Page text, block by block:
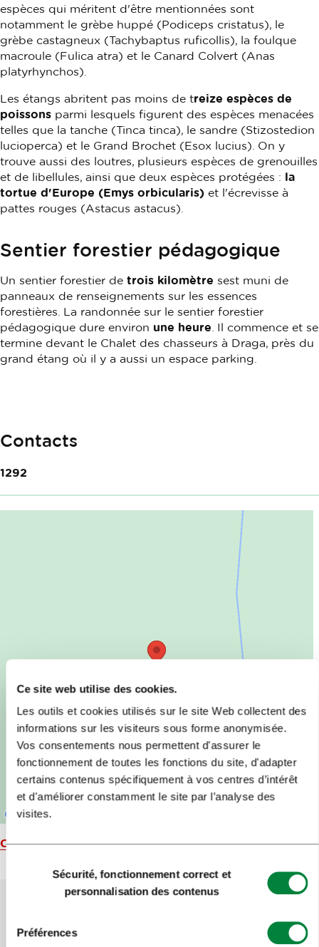
Ce site web utilise des cookies.
Les outils et cookies utilisés sur le site Web collectent des
informations sur les visiteurs sous forme anonymisée.
Vos consentements nous permettent d'assurer le
fonctionnement de toutes les fonctions du site, d'adapter
certains contenus spécifiquement à vos centres d’intérêt
et d'améliorer constamment le site par l’analyse des
visites.
consentement
Sécurité, fonctionnement correct et
personnalisation des contenus
Préférences
espèces qui méritent d'être mentionnées sont
notamment le grèbe huppé (Podiceps cristatus), le
grèbe castagneux (Tachybaptus ruficollis), la foulque
macroule (Fulica atra) et le Canard Colvert (Anas
platyrhynchos).
Les étangs abritent pas moins de treize espèces de
poissons parmi lesquels figurent des espèces menacées
telles que la tanche (Tinca tinca), le sandre (Stizostedion
lucioperca) et le Grand Brochet (Esox lucius). On y
trouve aussi des loutres, plusieurs espèces de grenouilles
et de libellules, ainsi que deux espèces protégées : la
tortue d'Europe (Emys orbicularis) et l'écrevisse à
pattes rouges (Astacus astacus).
Sentier forestier pédagogique
Un sentier forestier de trois kilomètre sest muni de
panneaux de renseignements sur les essences
forestières. La randonnée sur le sentier forestier
pédagogique dure environ une heure . Il commence et se
termine devant le Chalet des chasseurs à Draga, près du
grand étang où il y a aussi un espace parking.
Contacts
1292
Carte
Aidez-nous à améliorer le site